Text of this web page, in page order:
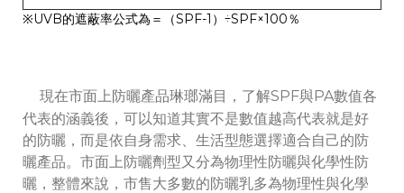
※UVB的遮蔽率公式為＝（SPF-1）÷SPF×100％
現在市面上防曬產品琳瑯滿目，了解SPF與PA數值各
代表的涵義後，可以知道其實不是數值越高代表就是好
的防曬，而是依自身需求、生活型態選擇適合自己的防
曬產品。市面上防曬劑型又分為物理性防曬與化學性防
曬，整體來說，市售大多數的防曬乳多為物理性與化學